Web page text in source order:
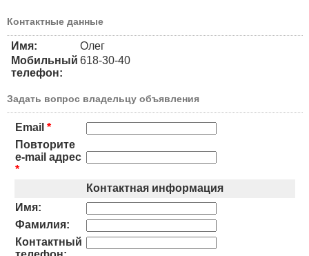
Контактные данные
Имя:
Олег
Мобильный
телефон:
618-30-40
Задать вопрос владельцу объявления
Email *
Повторите
e-mail адрес
*
Контактная информация
Имя:
Фамилия:
Контактный